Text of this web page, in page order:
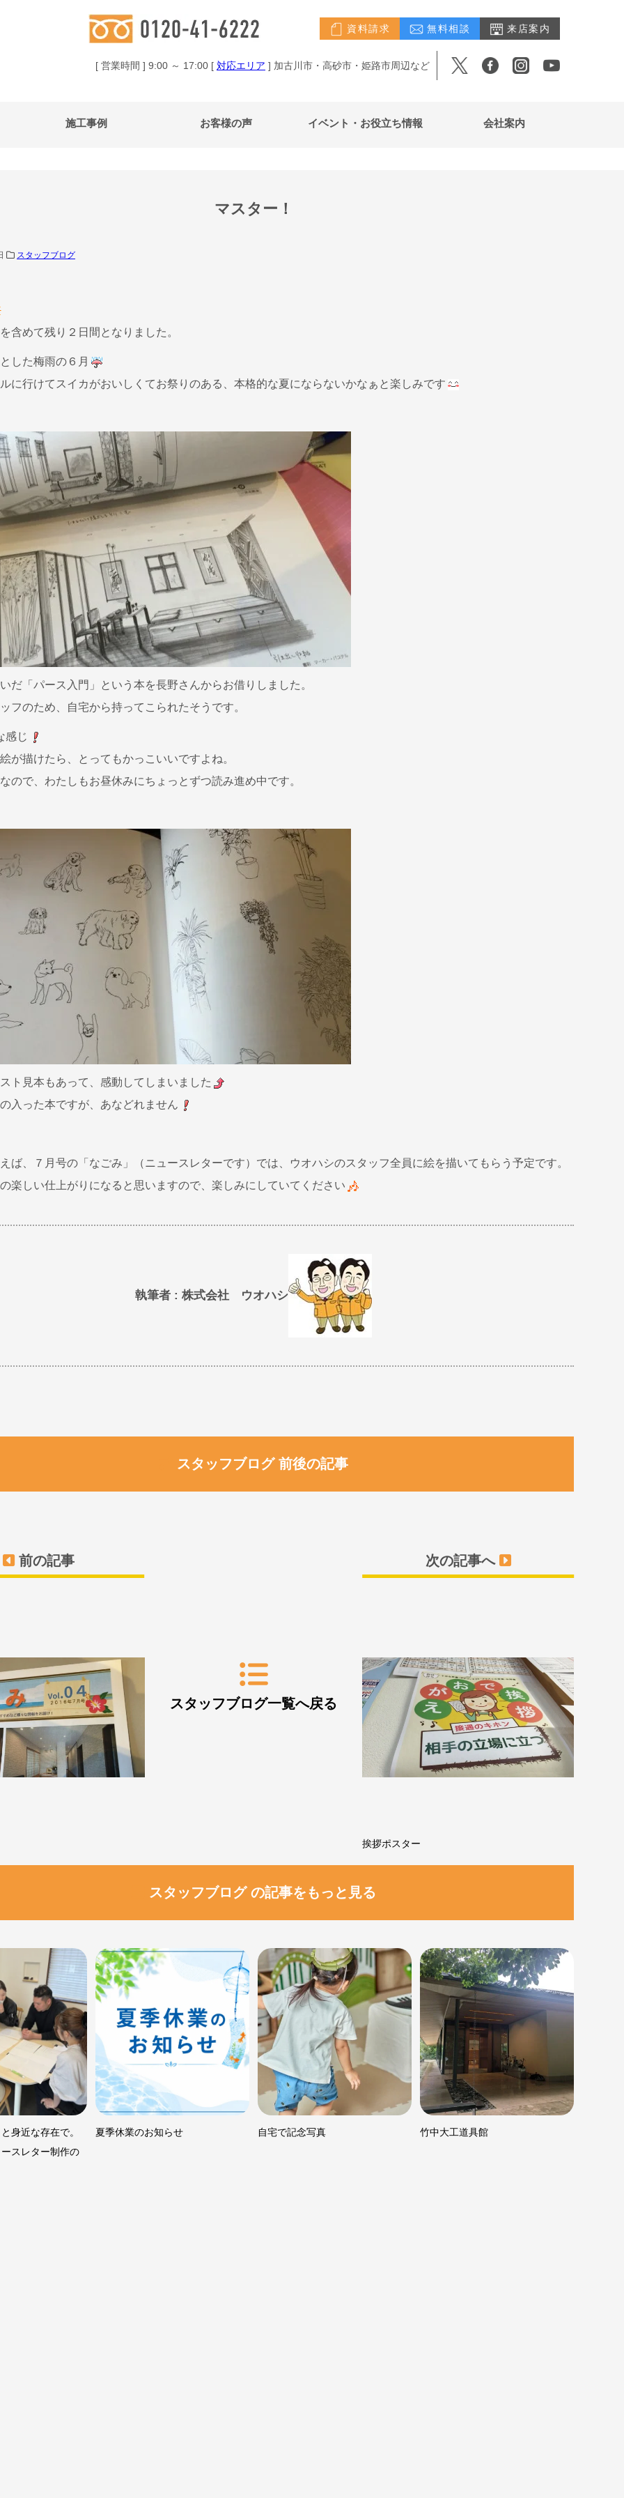
資料請求 無料相談 来店案内
[ 営業時間 ] 9:00 ～ 17:00 [ 対応エリア ] 加古川市・高砂市・姫路市周辺など
施工事例 お客様の声 イベント・お役立ち情報 会社案内
マスター！
スタッフブログ
含めて残り２日間となりました。
した梅雨の６月
に行けてスイカがおいしくてお祭りのある、本格的な夏にならないかなぁと楽しみです
だ「パース入門」という本を長野さんからお借りしました。
フのため、自宅から持ってこられたそうです。
感じ
が描けたら、とってもかっこいいですよね。
ので、わたしもお昼休みにちょっとずつ読み進め中です。
ト見本もあって、感動してしまいました
入った本ですが、あなどれません
ば、７月号の「なごみ」（ニュースレターです）では、ウオハシのスタッフ全員に絵を描いてもらう予定です。
楽しい仕上がりになると思いますので、楽しみにしていてください
執筆者 : 株式会社 ウオハシ
スタッフブログ 前後の記事
前の記事
スタッフブログ一覧へ戻る
次の記事へ
挨拶ポスター
スタッフブログ の記事をもっと見る
身近な存在で。
スレター制作の
夏季休業のお知らせ 自宅で記念写真 竹中大工道具館